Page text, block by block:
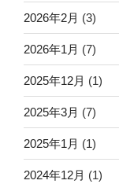
2026年2月 (3)
2026年1月 (7)
2025年12月 (1)
2025年3月 (7)
2025年1月 (1)
2024年12月 (1)